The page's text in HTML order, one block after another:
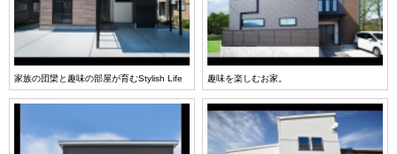
家族の団欒と趣味の部屋が育むStylish Life 趣味を楽しむお家。